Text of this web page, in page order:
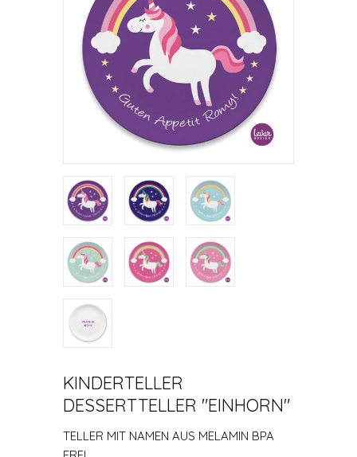
KINDERTELLER
DESSERTTELLER "EINHORN"
TELLER MIT NAMEN AUS MELAMIN BPA